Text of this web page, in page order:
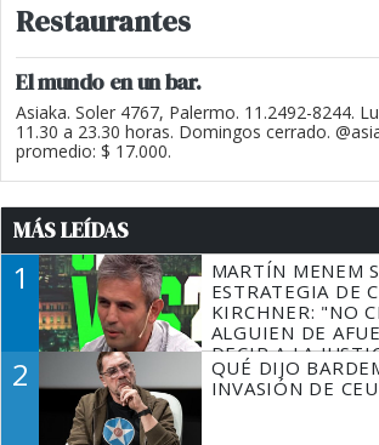
Restaurantes
El mundo en un bar.
Asiaka. Soler 4767, Palermo. 11.2492-8244.
11.30 a 23.30 horas. Domingos cerrado.
promedio: $ 17.000.
MÁS LEÍDAS
1
MARTÍN MENEM
ESTRATEGIA DE
KIRCHNER: "NO
ALGUIEN DE
DECIR A LA
TIENE QUE
2
QUÉ DIJO
INVASIÓN DE